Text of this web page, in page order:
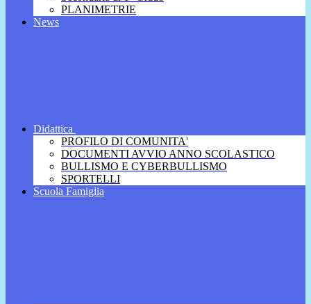
PLANIMETRIE
News
Didattica
PROFILO DI COMUNITA'
DOCUMENTI AVVIO ANNO SCOLASTICO
BULLISMO E CYBERBULLISMO
SPORTELLI
Scuola Famiglia